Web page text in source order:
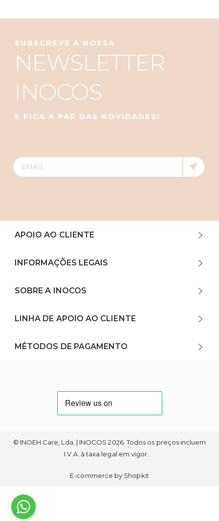
SUBSCREVE A NOSSA
NEWSLETTER
INOCOS
E FICA A PAR DAS NOVIDADES!
APOIO AO CLIENTE
INFORMAÇÕES LEGAIS
SOBRE A INOCOS
LINHA DE APOIO AO CLIENTE
MÉTODOS DE PAGAMENTO
© INOEH Care, Lda. | INOCOS 2026. Todos os preços incluem
I.V.A. à taxa legal em vigor.
E-commerce by Shopkit